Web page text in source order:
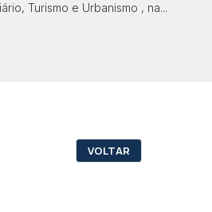
Turismo e Urbanismo , na...
VOLTAR